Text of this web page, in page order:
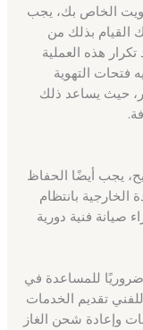
الخاص بك، يجب
القيام بذلك من
هذه العملية
فتحات التهوية
حيث يساعد ذلك
يجب أيضًا الحفاظ
بانتظام
صيانة فنية دورية
ضروريًا للمساعدة في
تقديم الخدمات
وإعادة شحن الغاز